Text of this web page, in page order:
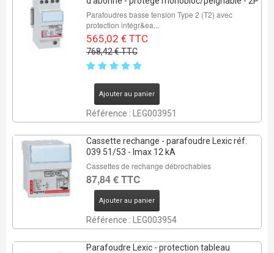
Parafoudres basse tension Type 2 (T2) avec
protection intégr&ea...
565,02 € TTC
768,42 € TTC
Ajouter au panier
Référence : LEG003951
Cassette rechange - parafoudre Lexic réf.
039 51/53 - Imax 12 kA
Cassettes de rechange débrochables
87,84 € TTC
Ajouter au panier
Référence : LEG003954
Parafoudre Lexic - protection tableau